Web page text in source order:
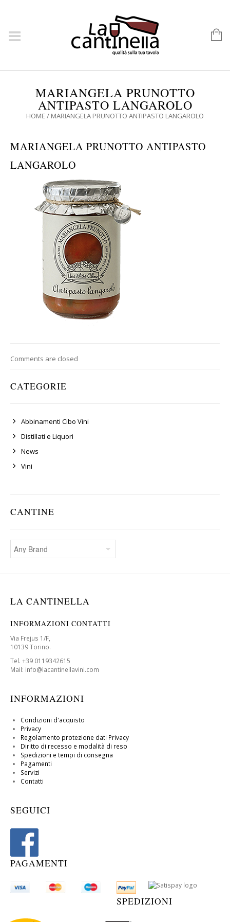
MARIANGELA PRUNOTTO
ANTIPASTO LANGAROLO
HOME / MARIANGELA PRUNOTTO ANTIPASTO LANGAROLO
MARIANGELA PRUNOTTO ANTIPASTO
LANGAROLO
Comments are closed
CATEGORIE
Abbinamenti Cibo Vini
Distillati e Liquori
News
Vini
CANTINE
LA CANTINELLA
INFORMAZIONI CONTATTI
Via Frejus 1/F,
10139 Torino.
Tel. +39 0119342615
Mail: info@lacantinellavini.com
INFORMAZIONI
Condizioni d'acquisto
Privacy
Regolamento protezione dati Privacy
Diritto di recesso e modalità di reso
Spedizioni e tempi di consegna
Pagamenti
Servizi
Contatti
SEGUICI
PAGAMENTI
SPEDIZIONI